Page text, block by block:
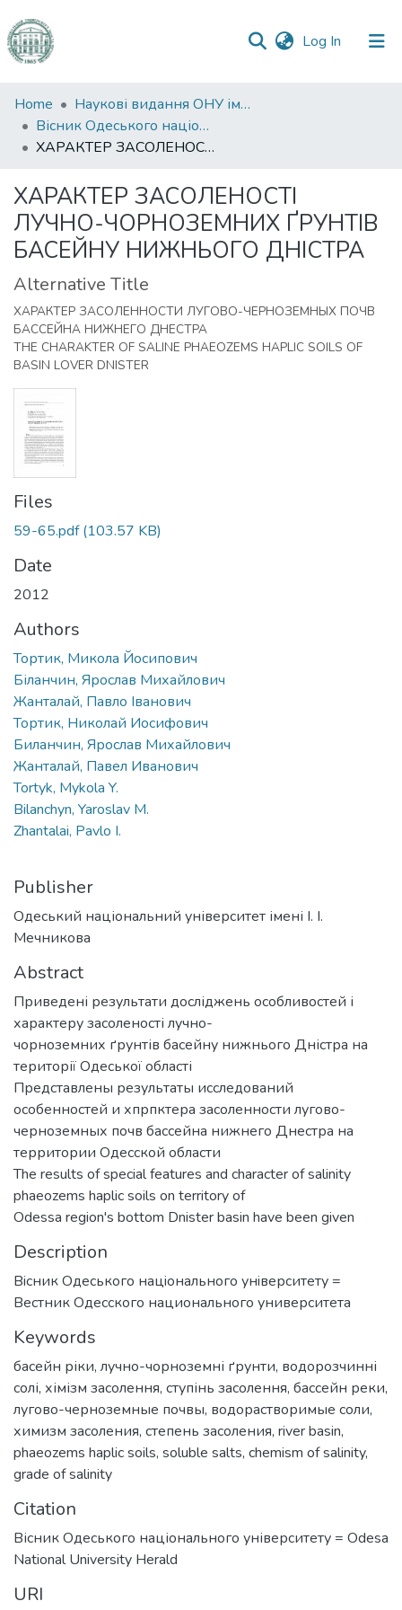
Log In (current)
Communities
&
Collections
Statistics
Home
Наукові видання ОНУ імені І. І. Мечникова
Вісник Одеського національного університету. Географічні та геологічні науки
ХАРАКТЕР ЗАСОЛЕНОСТІ ЛУЧНО-ЧОРНОЗЕМНИХ ҐРУНТІВ БАСЕЙНУ НИЖНЬОГО ДНІСТРА
ХАРАКТЕР ЗАСОЛЕНОСТІ
ЛУЧНО-ЧОРНОЗЕМНИХ ҐРУНТІВ
БАСЕЙНУ НИЖНЬОГО ДНІСТРА
Alternative Title
ХАРАКТЕР ЗАСОЛЕННОСТИ ЛУГОВО-ЧЕРНОЗЕМНЫХ ПОЧВ
БАССЕЙНА НИЖНЕГО ДНЕСТРА
THE CHARAKTER OF SALINE РНAEOZEMS HAPLIC SOILS OF
BASIN LOVER DNISTER
Files
59-65.pdf(103.57 KB)
Date
2012
Authors
Тортик, Микола Йосипович
Біланчин, Ярослав Михайлович
Жанталай, Павло Іванович
Тортик, Николай Иосифович
Биланчин, Ярослав Михайлович
Жанталай, Павел Иванович
Tortyk, Mykola Y.
Bilanchyn, Yaroslav M.
Zhantalai, Pavlo I.
Publisher
Одеський національний університет імені І. І.
Мечникова
Abstract
Приведені результати досліджень особливостей і
характеру засоленості лучно-
чорноземних ґрунтів басейну нижнього Дністра на
території Одеської області
Представлены результаты исследований
особенностей и хпрпктера засоленности лугово-
черноземных почв бассейна нижнего Днестра на
территории Одесской области
The results of special features and character of salinity
phaeozems haplic soils on territory of
Odessa region's bottom Dnister basin have been given
Description
Вiсник Одеського нацiонального унiверситету =
Вестник Одесского национального университета
Keywords
басейн ріки, лучно-чорноземні ґрунти, водорозчинні
солі, хімізм засолення, ступінь засолення, бассейн реки,
лугово-черноземные почвы, водорастворимые соли,
химизм засоления, степень засоления, river basin,
phaeozems haplic soils, soluble salts, chemism of salinity,
grade of salinity
Citation
Вісник Одеського національного університету = Odesa
National University Herald
URI